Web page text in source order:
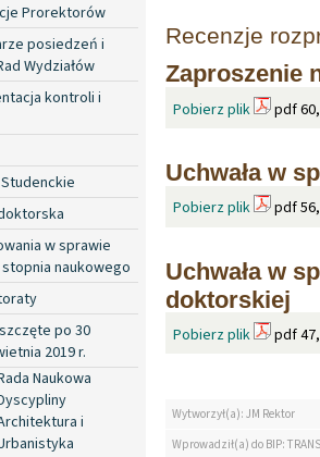
Prorektorów
posiedzeń i
Wydziałów
kontroli i
w sprawie
naukowego
po 30
2019 r.
Naukowa
i
Recenzje
Zaproszenie
Pobierz plik pdf
Uchwała w
Pobierz plik pdf
Uchwała w
doktorskiej
Pobierz plik pdf
Wytworzył(a): JM Rektor
Wprowadził(a) do BIP: